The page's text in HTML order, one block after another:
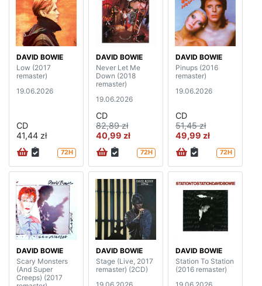
DAVID BOWIE
Low (2017
remaster)
19.06.2026
CD
41,44 zł
72H
DAVID BOWIE
Never Let Me
Down (2018
remaster)
19.06.2026
CD
82,89 zł
40,99 zł
72H
DAVID BOWIE
Pinups (2016
remaster)
19.06.2026
CD
51,45 zł
49,99 zł
72H
DAVID BOWIE
Scary Monsters
(And Super
Creeps) (2017
DAVID BOWIE
Stage (Live, 2017
remaster) (2CD)
DAVID BOWIE
Station To Station
(2016 remaster)